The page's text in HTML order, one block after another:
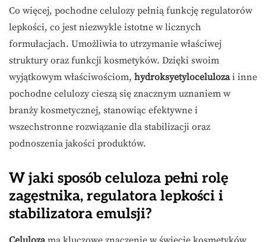
Co więcej, pochodne celulozy pełnią funkcję regulatorów
lepkości, co jest niezwykle istotne w licznych
formułacjach. Umożliwia to utrzymanie właściwej
struktury oraz funkcji kosmetyków. Dzięki swoim
wyjątkowym właściwościom, hydroksyetylocelulozai inne
pochodne celulozy cieszą się znacznym uznaniem w
branży kosmetycznej, stanowiąc efektywne i
wszechstronne rozwiązanie dla stabilizacji oraz
podnoszenia jakości produktów.
W jaki sposób celuloza pełni rolę
zagęstnika, regulatora lepkości i
stabilizatora emulsji?